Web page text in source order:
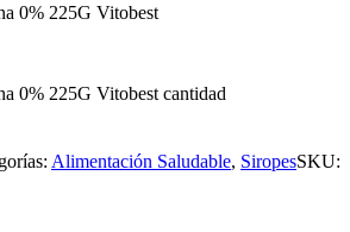
0% 225G Vitobest
0% 225G Vitobest cantidad
Alimentación Saludable, SiropesSKU: